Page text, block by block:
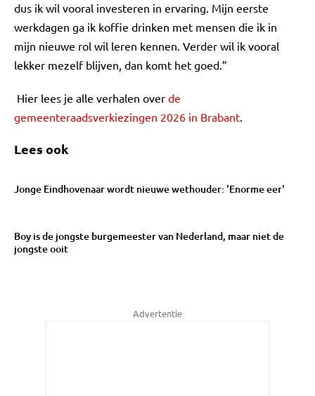
dus ik wil vooral investeren in ervaring. Mijn eerste
werkdagen ga ik koffie drinken met mensen die ik in
mijn nieuwe rol wil leren kennen. Verder wil ik vooral
lekker mezelf blijven, dan komt het goed.”
Hier lees je alle verhalen over de
gemeenteraadsverkiezingen 2026 in Brabant.
Lees ook
Jonge Eindhovenaar wordt nieuwe wethouder: 'Enorme eer'
Boy is de jongste burgemeester van Nederland, maar niet de
jongste ooit
Advertentie